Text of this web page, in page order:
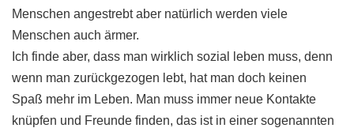
Menschen angestrebt aber natürlich werden viele
Menschen auch ärmer.
Ich finde aber, dass man wirklich sozial leben muss, denn
wenn man zurückgezogen lebt, hat man doch keinen
Spaß mehr im Leben. Man muss immer neue Kontakte
knüpfen und Freunde finden, das ist in einer sogenannten